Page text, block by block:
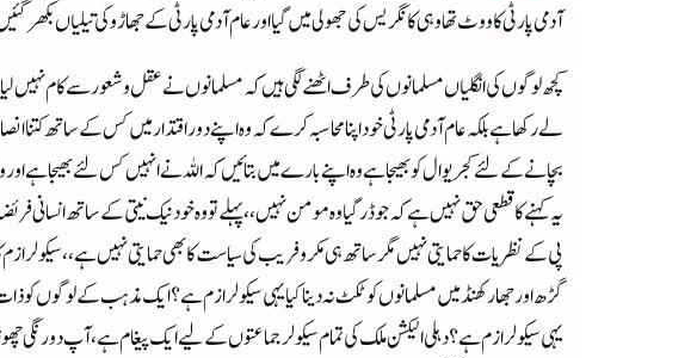
آدمی پارٹی کا ووٹ تھا وہی کانگریس کی جھولی میں گیا اور عام آدمی پارٹی کے جھاڑو کی تیلیاں
کچھ لوگوں کی انگلیاں مسلمانوں کی طرف اٹھنے لگی ہیں کہ مسلمانوں نے عقل و شعور سے کام
لے رکھا ہے بلکہ عام آدمی پارٹی خود اپنا محاسبہ کرے کہ وہ اپنے دور اقتدار میں کس کے ساتھ
بچانے کے لئے کجریوال کو بھیجا ہے وہ اپنے بارے میں بتائیں کہ اللہ نے انہیں کس لئے بھیجا ہے اور
یہ کہنے کا قطعی حق نہیں ہے کہ جو ڈر گیا وہ مومن نہیں ،، پہلے تو وہ خود نیک نیتی کے ساتھ
پی کے نظریات کا حمایتی نہیں مگر ساتھ ہی مکر وفریب کی سیاست کا بھی حمایتی نہیں ہے ،، سیکولر
گڑھ اور جھارکھنڈ میں مسلمانوں کو ٹکٹ نہ دینا کیا یہی سیکولر ازم ہے؟ ایک مذہب کے لوگوں کو
یہی سیکولر ازم ہے ؟ دہلی الیکشن ملک کی تمام سیکولر جماعتوں کے لیے ایک پیغام ہے، آپ دو رنگی